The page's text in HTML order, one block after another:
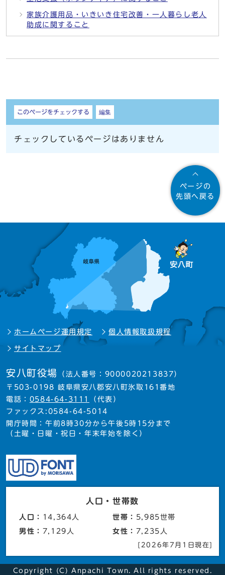
家族介護用品・いきいき住宅改善・一人暮らし老人
助成に関すること
しおり
このページをチェックする 編集
チェックしているページはありません
ページの
先頭へ戻る
ホームページ運用規定 個人情報取扱規程
サイトマップ
安八町役場 （法人番号：9000020213837）
〒503-0198 岐阜県安八郡安八町氷取161番地
電話： 0584-64-3111
（代表）
ファックス:0584-64-5014
開庁時間：午前8時30分から午後5時15分まで
（土曜・日曜・祝日・年末年始を除く）
人口・世帯数
人口： 14,364人 世帯： 5,985世帯
男性： 7,129人 女性： 7,235人
[2026年7月1日現在]
Copyright (C) Anpachi Town. All rights reserved.